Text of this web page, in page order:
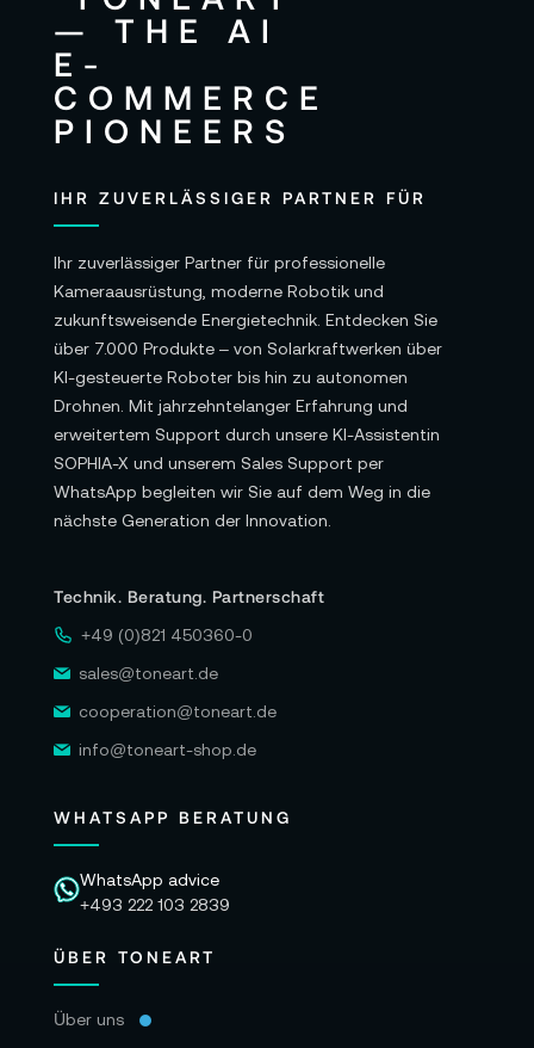
IHR ZUVERLÄSSIGER PARTNER FÜR
Ihr zuverlässiger Partner für professionelle
Kameraausrüstung, moderne Robotik und
zukunftsweisende Energietechnik. Entdecken Sie
über 7.000 Produkte – von Solarkraftwerken über
KI-gesteuerte Roboter bis hin zu autonomen
Drohnen. Mit jahrzehntelanger Erfahrung und
erweitertem Support durch unsere KI-Assistentin
SOPHIA-X und unserem Sales Support per
WhatsApp begleiten wir Sie auf dem Weg in die
nächste Generation der Innovation.
Technik. Beratung. Partnerschaft
+49 (0)821 450360-0
sales@toneart.de
cooperation@toneart.de
info@toneart-shop.de
WHATSAPP BERATUNG
WhatsApp advice
+493 222 103 2839
ÜBER TONEART
Über uns